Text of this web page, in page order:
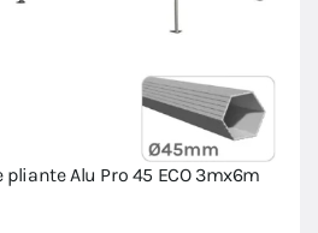
Alu Pro 45 ECO 3mx6m